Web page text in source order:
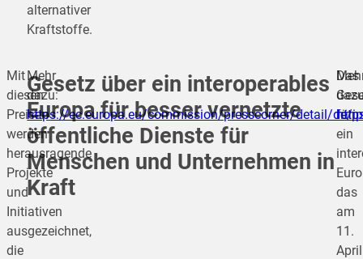
alternativer
Kraftstoffe.
Mit
diesen
Preisen
werden
herausragende
Projekte
und
Initiativen
ausgezeichnet,
die
Mehr
dazu:
https://ec.europa.eu/commission/presscorner/detail/de/
Gesetz über ein interoperables
Europa für besser vernetzte
öffentliche Dienste für
Menschen und Unternehmen in
Kraft
Das
für
ein
das
am
11.
April